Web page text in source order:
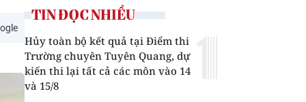
TIN ĐỌC NHIỀU
Hủy toàn bộ kết quả tại Điểm thi
Trường chuyên Tuyên Quang, dự
kiến thi lại tất cả các môn vào 14
và 15/8